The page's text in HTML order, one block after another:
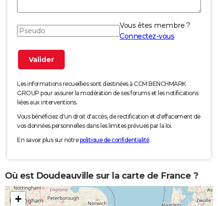
Vous êtes membre ?
Connectez-vous
Les informations recueillies sont destinées à CCM BENCHMARK
GROUP pour assurer la modération de ses forums et les notifications
liées aux interventions.
Vous bénéficiez d'un droit d'accès, de rectification et d'effacement de
vos données personnelles dans les limites prévues par la loi.
En savoir plus sur notrepolitique de confidentialité.
Où est Doudeauville sur la carte de France ?
+